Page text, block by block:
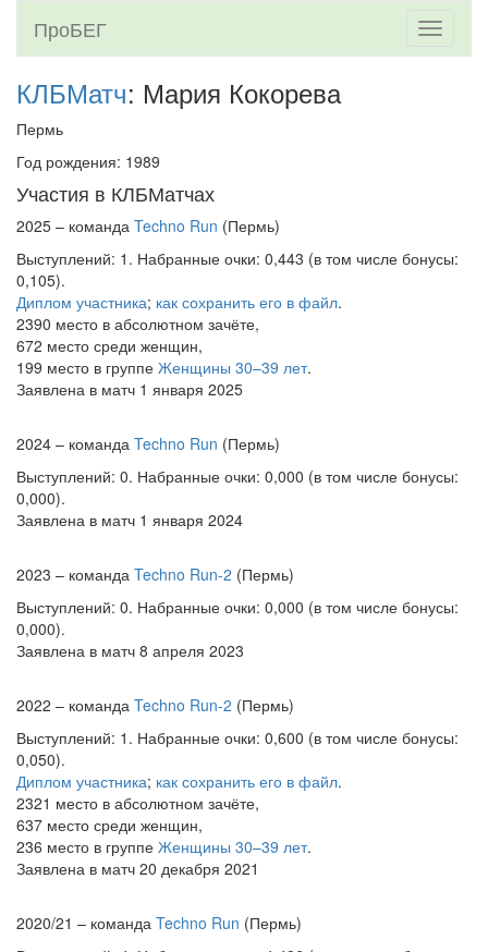
Toggle
ПроБЕГ
КЛБМатч: Мария Кокорева
Пермь
Год рождения: 1989
Участия в КЛБМатчах
2025 – команда Techno Run (Пермь)
Выступлений: 1. Набранные очки: 0,443 (в том числе бонусы:
0,105).
Диплом участника; как сохранить его в файл.
2390 место в абсолютном зачёте,
672 место среди женщин,
199 место в группе Женщины 30–39 лет.
Заявлена в матч 1 января 2025
2024 – команда Techno Run (Пермь)
Выступлений: 0. Набранные очки: 0,000 (в том числе бонусы:
0,000).
Заявлена в матч 1 января 2024
2023 – команда Techno Run-2 (Пермь)
Выступлений: 0. Набранные очки: 0,000 (в том числе бонусы:
0,000).
Заявлена в матч 8 апреля 2023
2022 – команда Techno Run-2 (Пермь)
Выступлений: 1. Набранные очки: 0,600 (в том числе бонусы:
0,050).
Диплом участника; как сохранить его в файл.
2321 место в абсолютном зачёте,
637 место среди женщин,
236 место в группе Женщины 30–39 лет.
Заявлена в матч 20 декабря 2021
2020/21 – команда Techno Run (Пермь)